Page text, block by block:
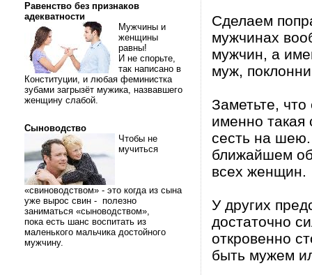
Равенство без признаков
адекватности
Мужчины и
женщины
равны!
И не спорьте,
так написано в
Конституции, и любая феминистка
зубами загрызёт мужика, назвавшего
женщину слабой.
Сыноводство
Чтобы не
мучиться
«свиноводством» - это когда из сына
уже вырос свин - полезно
заниматься «сыноводством»,
пока есть шанс воспитать из
маленького мальчика достойного
мужчину.
Сделаем
мужчинах
мужчин, а
муж,
Заметьте,
именно такая
сесть на шею.
ближайшем
всех женщин.
У других
достаточно
откровенно
быть мужем